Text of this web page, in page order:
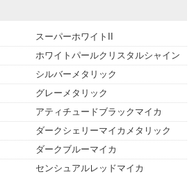
スーパーホワイトII
ホワイトパールクリスタルシャイン
シルバーメタリック
グレーメタリック
アティチュードブラックマイカ
ダークシェリーマイカメタリック
ダークブルーマイカ
センシュアルレッドマイカ